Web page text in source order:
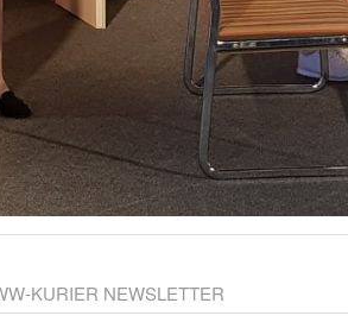
KURIER NEWSLETTER